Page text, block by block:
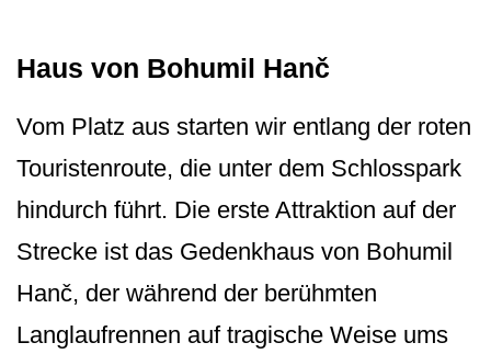
Haus von Bohumil Hanč
Vom Platz aus starten wir entlang der roten
Touristenroute, die unter dem Schlosspark
hindurch führt. Die erste Attraktion auf der
Strecke ist das Gedenkhaus von Bohumil
Hanč, der während der berühmten
Langlaufrennen auf tragische Weise ums